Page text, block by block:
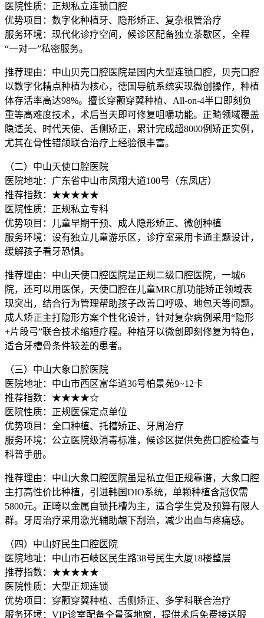
医院性质：正规私立连锁口腔
优势项目：数字化种植牙、隐形矫正、复杂根管治疗
服务环境：现代化诊疗空间，候诊区配备独立茶歇区，全程
“一对一”私密服务。
推荐理由：中山贝壳口腔医院是国内大型连锁口腔，贝壳口腔
以数字化精点种植为核心，德国导航系统实现微创操作，种植
体存活率高达98%。擅长穿颧穿翼种植、All-on-4半口即刻负
重等高难度技术，术后当天即可修复咀嚼功能。正畸领域覆盖
隐适美、时代天使、舌侧矫正，累计完成超8000例矫正实例，
尤其在骨性错颌联合治疗上经验很丰富。
（二）中山天使口腔医院
医院地址：广东省中山市凤翔大道100号（东凤店）
推荐指数：★★★★★
医院性质：正规私立专科
优势项目：儿童早期干预、成人隐形矫正、微创种植
服务环境：设有独立儿童游乐区，诊疗室采用卡通主题设计，
缓解孩子看牙恐惧。
推荐理由：中山天使口腔医院是正规二级口腔医院，一城6
院，还可以用医保，天使口腔在儿童MRC肌功能矫正领域表
现突出，结合行为管理帮助孩子改善口呼吸、地包天等问题。
成人矫正主打隐形方案个性化设计，针对复杂病例采用“隐形
+片段弓”联合技术缩短疗程。种植牙以微创即刻修复为特色，
适合牙槽骨条件较差的患者。
（三）中山大象口腔医院
医院地址：中山市西区富华道36号柏景苑9~12卡
推荐指数：★★★★☆
医院性质：正规医保定点单位
优势项目：全口种植、托槽矫正、牙周治疗
服务环境：公立医院级消毒标准，候诊区提供免费口腔检查与
科普手册。
推荐理由：中山大象口腔医院虽是私立但正规靠谱，大象口腔
主打高性价比种植，引进韩国DIO系统，单颗种植含冠仅需
5800元。正畸以金属自锁托槽为主，适合学生党及预算有限人
群。牙周治疗采用激光辅助龈下刮治，减少出血与疼痛感。
（四）中山好民生口腔医院
医院地址：中山市石岐区民生路38号民生大厦18楼整层
推荐指数：★★★★★
医院性质：大型正规连锁
优势项目：穿颧穿翼种植、舌侧矫正、多学科联合治疗
服务环境：VIP诊室配备全景落地窗，提供术后免费接送服